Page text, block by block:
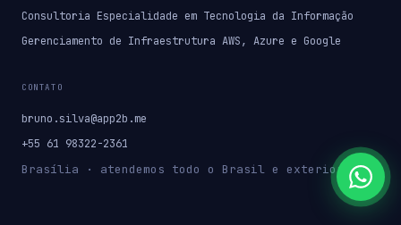
Consultoria Especialidade em Tecnologia da Informação
Gerenciamento de Infraestrutura AWS, Azure e Google
CONTATO
bruno.silva@app2b.me
+55 61 98322-2361
Brasília · atendemos todo o Brasil e exterior